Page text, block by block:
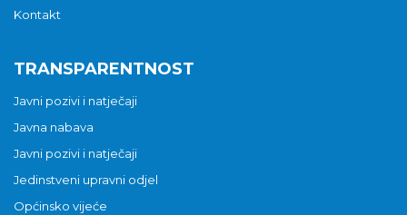
Kontakt
TRANSPARENTNOST
Javni pozivi i natječaji
Javna nabava
Javni pozivi i natječaji
Jedinstveni upravni odjel
Općinsko vijeće